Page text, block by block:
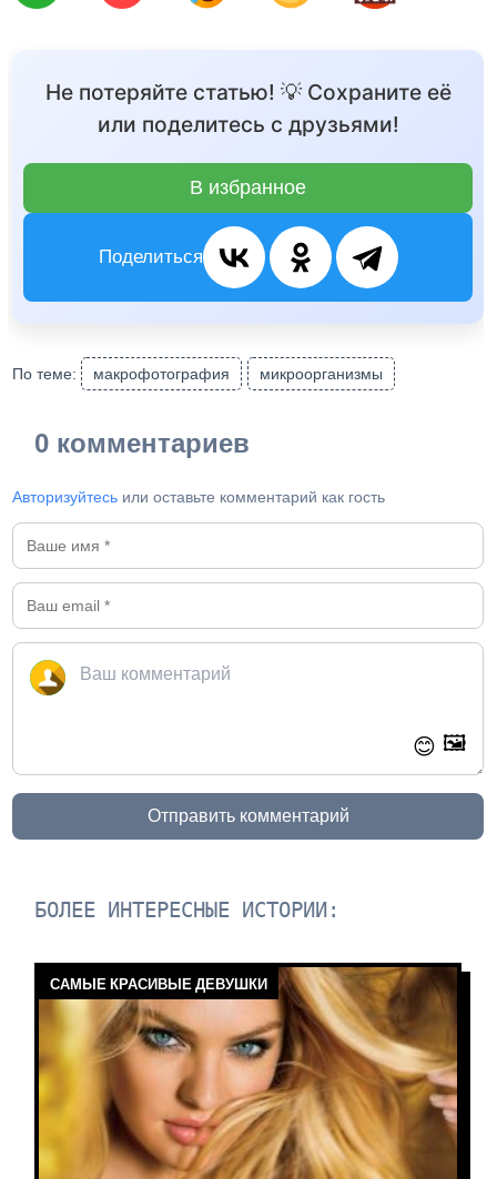
Не потеряйте статью! 💡 Сохраните её
или поделитесь с друзьями!
В избранное
Поделиться
По теме: макрофотография микроорганизмы
0 комментариев
Авторизуйтесь или оставьте комментарий как гость
😊 🖼️
Отправить комментарий
БОЛЕЕ ИНТЕРЕСНЫЕ ИСТОРИИ:
САМЫЕ КРАСИВЫЕ ДЕВУШКИ